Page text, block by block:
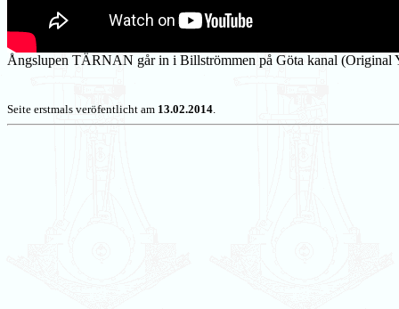
Ångslupen TÄRNAN går in i Billströmmen på Göta kanal (Original
Seite erstmals veröfentlicht am 13.02.2014.